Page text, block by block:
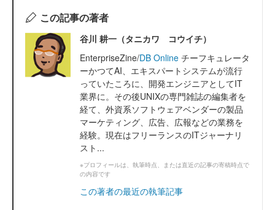
この記事の著者
谷川 耕一（タニカワ コウイチ）
EnterpriseZine/DB Online チーフキュレータ
ーかつてAI、エキスパートシステムが流行
っていたころに、開発エンジニアとしてIT
業界に。その後UNIXの専門雑誌の編集者を
経て、外資系ソフトウェアベンダーの製品
マーケティング、広告、広報などの業務を
経験。現在はフリーランスのITジャーナリ
スト...
※プロフィールは、執筆時点、または直近の記事の寄稿時点で
の内容です
この著者の最近の執筆記事